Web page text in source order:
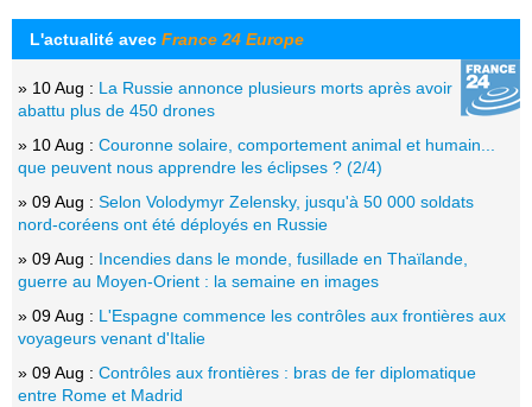
L'actualité avec France 24 Europe
» 10 Aug : La Russie annonce plusieurs morts après avoir
abattu plus de 450 drones
» 10 Aug : Couronne solaire, comportement animal et humain...
que peuvent nous apprendre les éclipses ? (2/4)
» 09 Aug : Selon Volodymyr Zelensky, jusqu'à 50 000 soldats
nord-coréens ont été déployés en Russie
» 09 Aug : Incendies dans le monde, fusillade en Thaïlande,
guerre au Moyen-Orient : la semaine en images
» 09 Aug : L'Espagne commence les contrôles aux frontières aux
voyageurs venant d'Italie
» 09 Aug : Contrôles aux frontières : bras de fer diplomatique
entre Rome et Madrid